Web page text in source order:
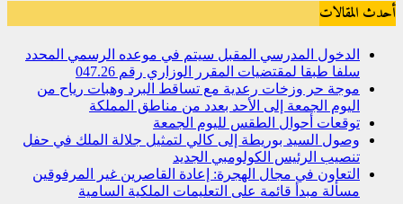
أحدث المقالات
الدخول المدرسي المقبل سیتم في موعده الرسمي المحدد
سلفا طبقا لمقتضیات المقرر الوزاري رقم 047.26
موجة حر وزخات رعدية مع تساقط البرد وهبات رياح من
اليوم الجمعة إلى الأحد بعدد من مناطق المملكة
توقعات أحوال الطقس لليوم الجمعة
وصول السيد بوريطة إلى كالي لتمثيل جلالة الملك في حفل
تنصيب الرئيس الكولومبي الجديد
التعاون في مجال الهجرة: إعادة القاصرين غير المرفوقين
مسألة مبدأ قائمة على التعليمات الملكية السامية